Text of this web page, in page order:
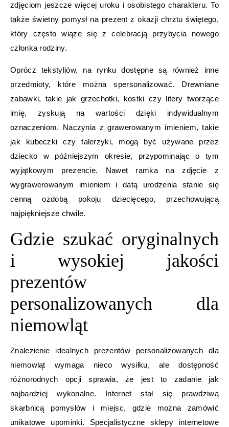
zdjęciom jeszcze więcej uroku i osobistego charakteru. To
także świetny pomysł na prezent z okazji chrztu świętego,
który często wiąże się z celebracją przybycia nowego
członka rodziny.
Oprócz tekstyliów, na rynku dostępne są również inne
przedmioty, które można spersonalizować. Drewniane
zabawki, takie jak grzechotki, kostki czy litery tworzące
imię, zyskują na wartości dzięki indywidualnym
oznaczeniom. Naczynia z grawerowanym imieniem, takie
jak kubeczki czy talerzyki, mogą być używane przez
dziecko w późniejszym okresie, przypominając o tym
wyjątkowym prezencie. Nawet ramka na zdjęcie z
wygrawerowanym imieniem i datą urodzenia stanie się
cenną ozdobą pokoju dziecięcego, przechowującą
najpiękniejsze chwile.
Gdzie szukać oryginalnych
i wysokiej jakości
prezentów
personalizowanych dla
niemowląt
Znalezienie idealnych prezentów personalizowanych dla
niemowląt wymaga nieco wysiłku, ale dostępność
różnorodnych opcji sprawia, że jest to zadanie jak
najbardziej wykonalne. Internet stał się prawdziwą
skarbnicą pomysłów i miejsc, gdzie można zamówić
unikatowe upominki. Specjalistyczne sklepy internetowe